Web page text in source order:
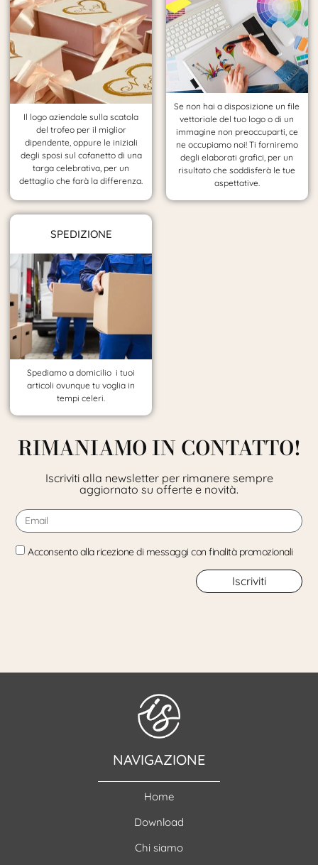
Il logo aziendale sulla scatola
del trofeo per il miglior
dipendente, oppure le iniziali
degli sposi sul cofanetto di una
targa celebrativa, per un
dettaglio che farà la differenza.
Se non hai a disposizione un file
vettoriale del tuo logo o di un
immagine non preoccuparti, ce
ne occupiamo noi! Ti forniremo
degli elaborati grafici, per un
risultato che soddisferà le tue
aspettative.
SPEDIZIONE
Spediamo a domicilio i tuoi
articoli ovunque tu voglia in
tempi celeri.
RIMANIAMO IN CONTATTO!
Iscriviti alla newsletter per rimanere sempre
aggiornato su offerte e novità.
Acconsento alla ricezione di messaggi con finalità promozionali
Iscriviti
NAVIGAZIONE
Home
Download
Chi siamo